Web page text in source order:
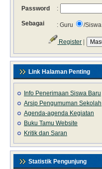
Password :
Sebagai : Guru /Siswa
Register
Link Halaman Penting
Info Penerimaan Siswa Baru
Arsip Pengumuman Sekolah
Agenda-agenda Kegiatan
Buku Tamu Website
Kritik dan Saran
Statistik Pengunjung